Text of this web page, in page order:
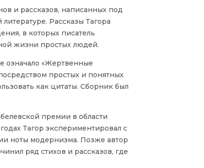
и рассказов, написанных под
Рассказы Тагора
в которых писатель
жизни простых людей.
означало «Жертвенные
простых и понятных
как цитаты. Сборник был
премии в области
Тагор экспериментировал с
ноты модернизма. Позже автор
ряд стихов и рассказов, где